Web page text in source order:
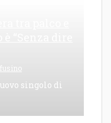
singolo di